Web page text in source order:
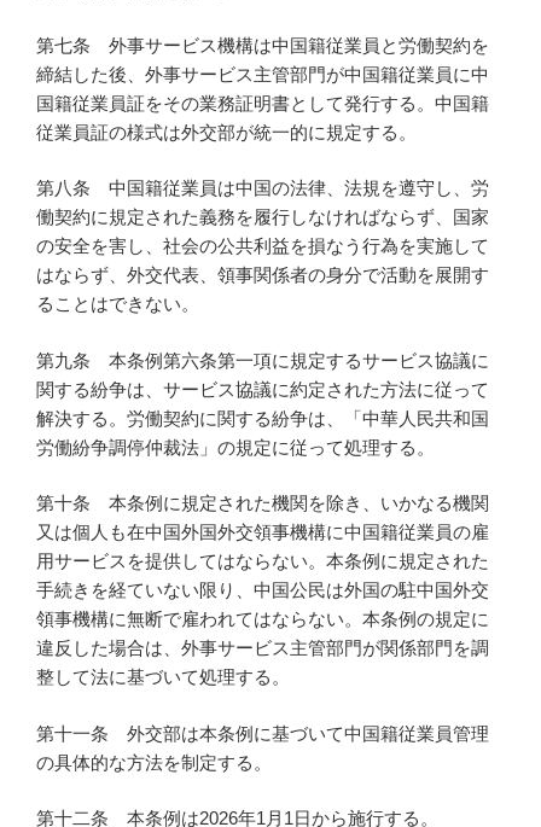
第七条 外事サービス機構は中国籍従業員と労働契約を
締結した後、外事サービス主管部門が中国籍従業員に中
国籍従業員証をその業務証明書として発行する。中国籍
従業員証の様式は外交部が統一的に規定する。
第八条 中国籍従業員は中国の法律、法規を遵守し、労
働契約に規定された義務を履行しなければならず、国家
の安全を害し、社会の公共利益を損なう行為を実施して
はならず、外交代表、領事関係者の身分で活動を展開す
ることはできない。
第九条 本条例第六条第一項に規定するサービス協議に
関する紛争は、サービス協議に約定された方法に従って
解決する。労働契約に関する紛争は、「中華人民共和国
労働紛争調停仲裁法」の規定に従って処理する。
第十条 本条例に規定された機関を除き、いかなる機関
又は個人も在中国外国外交領事機構に中国籍従業員の雇
用サービスを提供してはならない。本条例に規定された
手続きを経ていない限り、中国公民は外国の駐中国外交
領事機構に無断で雇われてはならない。本条例の規定に
違反した場合は、外事サービス主管部門が関係部門を調
整して法に基づいて処理する。
第十一条 外交部は本条例に基づいて中国籍従業員管理
の具体的な方法を制定する。
第十二条 本条例は2026年1月1日から施行する。